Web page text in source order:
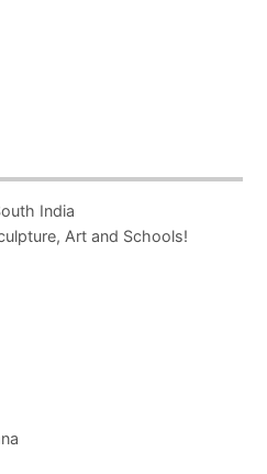
India
Art and Schools!